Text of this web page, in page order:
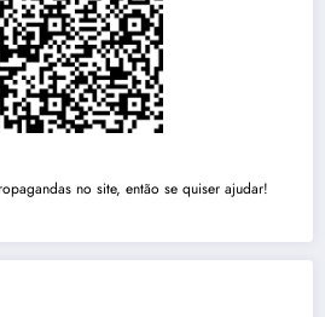
no site, então se quiser ajudar!